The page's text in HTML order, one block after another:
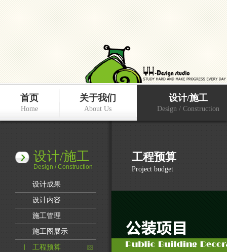
首页
Home
关于我们
About Us
设计/施工
Design / Construction
设计/施工
Design / Construction
设计成果
设计内容
施工管理
施工图展示
工程预算
工程预算
Project budget